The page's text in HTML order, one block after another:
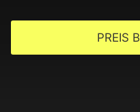
PREIS